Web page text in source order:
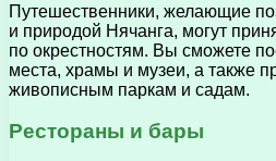
Путешественники, желающие
и природой Нячанга, могут
по окрестностям. Вы сможете
места, храмы и музеи, а также
живописным паркам и садам.
Рестораны и бары